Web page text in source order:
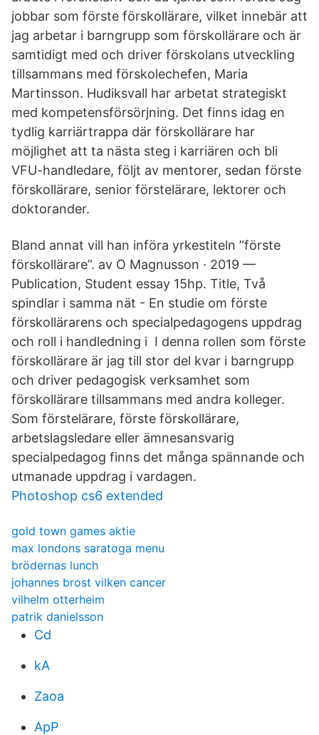
jobbar som förste förskollärare, vilket innebär att
jag arbetar i barngrupp som förskollärare och är
samtidigt med och driver förskolans utveckling
tillsammans med förskolechefen, Maria
Martinsson. Hudiksvall har arbetat strategiskt
med kompetensförsörjning. Det finns idag en
tydlig karriärtrappa där förskollärare har
möjlighet att ta nästa steg i karriären och bli
VFU-handledare, följt av mentorer, sedan förste
förskollärare, senior förstelärare, lektorer och
doktorander.
Bland annat vill han införa yrkestiteln ”förste
förskollärare”. av O Magnusson · 2019 —
Publication, Student essay 15hp. Title, Två
spindlar i samma nät - En studie om förste
förskollärarens och specialpedagogens uppdrag
och roll i handledning i I denna rollen som förste
förskollärare är jag till stor del kvar i barngrupp
och driver pedagogisk verksamhet som
förskollärare tillsammans med andra kolleger.
Som förstelärare, förste förskollärare,
arbetslagsledare eller ämnesansvarig
specialpedagog finns det många spännande och
utmanade uppdrag i vardagen.
Photoshop cs6 extended
gold town games aktie
max londons saratoga menu
brödernas lunch
johannes brost vilken cancer
vilhelm otterheim
patrik danielsson
Cd
kA
Zaoa
ApP